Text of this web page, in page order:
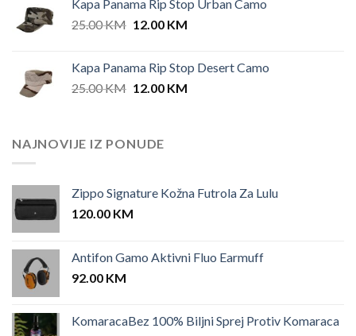
Kapa Panama Rip Stop Urban Camo
25.00KM Original
25.00 KM.
12.00 KMCurrent
12.00 KM.
Kapa Panama Rip Stop Desert Camo
25.00KM Original
25.00 KM.
12.00 KMCurrent
NAJNOVIJE IZ PONUDE
Zippo Signature Kožna Futrola Za Lulu
120.00 KM
Antifon Gamo Aktivni Fluo Earmuff
92.00 KM
KomaracaBez 100% Biljni Sprej Protiv Komaraca